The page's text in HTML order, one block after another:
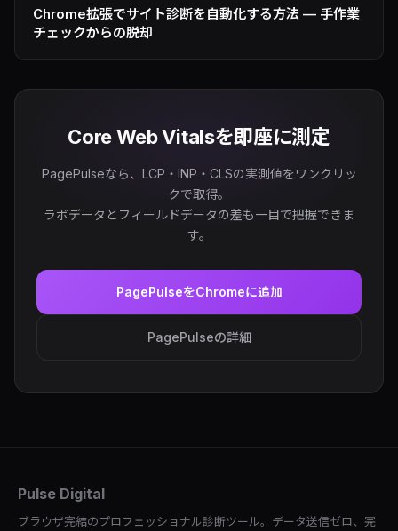
Chrome拡張でサイト診断を自動化する方法 — 手作業
チェックからの脱却
Core Web Vitalsを即座に測定
PagePulseなら、LCP・INP・CLSの実測値をワンクリッ
クで取得。
ラボデータとフィールドデータの差も一目で把握できま
す。
PagePulseをChromeに追加
PagePulseの詳細
Pulse Digital
ブラウザ完結のプロフェッショナル診断ツール。データ送信ゼロ、完